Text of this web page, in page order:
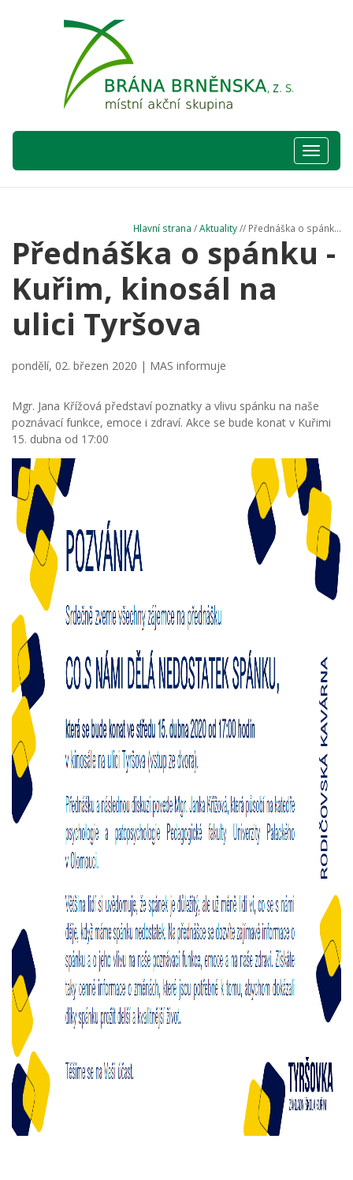
Hlavní
nabídka
Hlavní strana /Aktuality// Přednáška o spánk...
Přednáška o spánku -
Kuřim, kinosál na
ulici Tyršova
pondělí, 02. březen 2020 | MAS informuje
Mgr. Jana Křížová představí poznatky a vlivu spánku na naše
poznávací funkce, emoce i zdraví. Akce se bude konat v Kuřimi
15. dubna od 17:00